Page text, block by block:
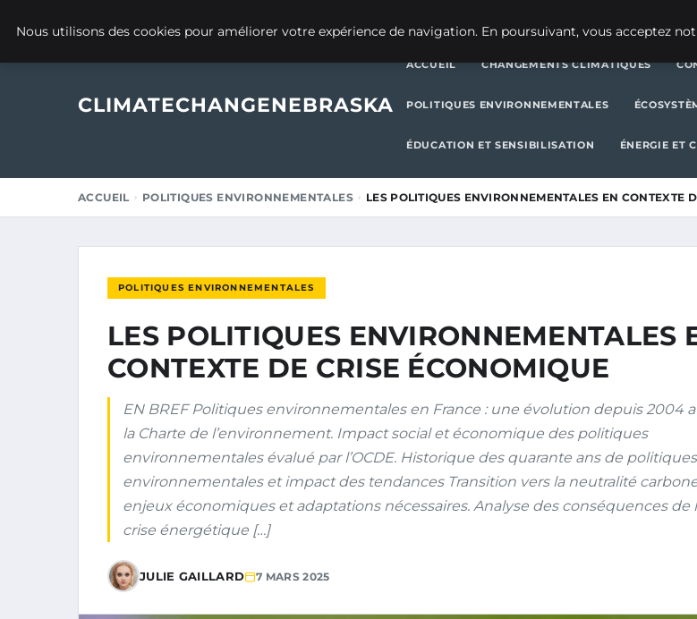
CLIMATECHANGENEBRASKA
ACCUEIL CHANGEMENTS CLIMATIQUES
POLITIQUES ENVIRONNEMENTALES
ÉDUCATION ET SENSIBILISATION ÉNERGIE ET
ACCUEIL POLITIQUES ENVIRONNEMENTALES LES POLITIQUES ENVIRONNEMENTALES EN CONTEXTE
POLITIQUES ENVIRONNEMENTALES
LES POLITIQUES ENVIRONNEMENTALES
CONTEXTE DE CRISE ÉCONOMIQUE
EN BREF Politiques environnementales en France : une évolution depuis 2004
la Charte de l’environnement. Impact social et économique des politiques
environnementales évalué par l’OCDE. Historique des quarante ans de politiques
environnementales et impact des tendances Transition vers la neutralité
enjeux économiques et adaptations nécessaires. Analyse des conséquences de
crise énergétique […]
JULIE GAILLARD 7 MARS 2025
Nous utilisons des cookies pour améliorer votre expérience de navigation. En poursuivant, vous acceptez